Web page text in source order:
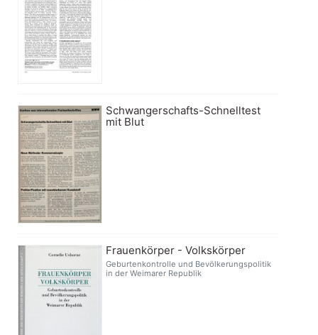
Schwangerschafts-Schnelltest
mit Blut
Frauenkörper - Volkskörper
Geburtenkontrolle und Bevölkerungspolitik
in der Weimarer Republik